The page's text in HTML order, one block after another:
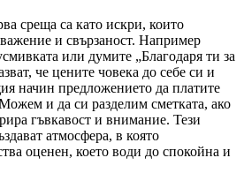
среща са като искри, които
и свързаност. Например
или думите „Благодаря ти за
че цените човека до себе си и
начин предложението да платите
и да си разделим сметката, ако
гъвкавост и внимание. Тези
атмосфера, в която
оценен, което води до спокойна и